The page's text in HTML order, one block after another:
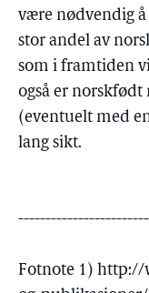
være nødvendig
stor andel av
som i framtiden
også er
(eventuelt med
lang sikt.
Fotnote 1)